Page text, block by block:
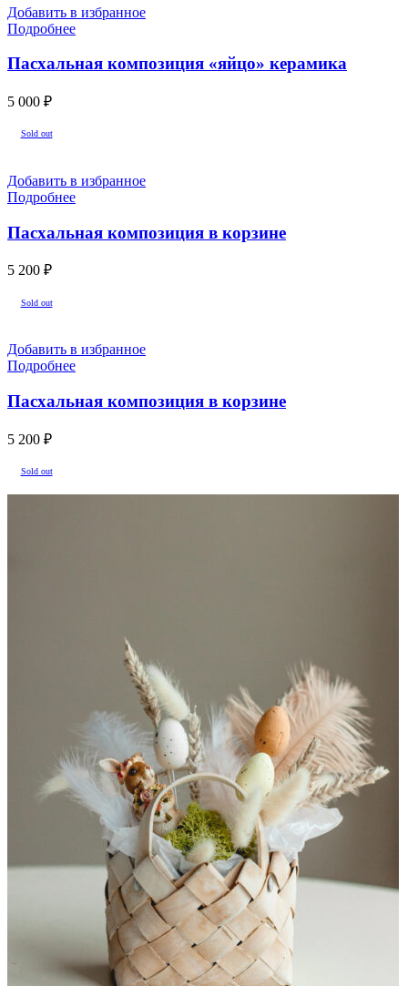
Добавить в избранное
Подробнее
Пасхальная композиция «яйцо» керамика
5 000 ₽
Sold out
Добавить в избранное
Подробнее
Пасхальная композиция в корзине
5 200 ₽
Sold out
Добавить в избранное
Подробнее
Пасхальная композиция в корзине
5 200 ₽
Sold out